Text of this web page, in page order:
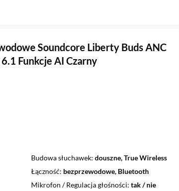
Soundcore Liberty Buds ANC
Funkcje AI Czarny
Budowa słuchawek douszne, True Wireless
Łączność bezprzewodowe, Bluetooth
Mikrofon / Regulacja głośności tak / nie